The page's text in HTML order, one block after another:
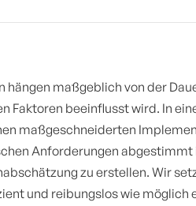
hängen maßgeblich von der
Faktoren beeinflusst wird. In
maßgeschneiderten
Anforderungen abgestimmt
zu erstellen. Wir
und reibungslos wie möglich